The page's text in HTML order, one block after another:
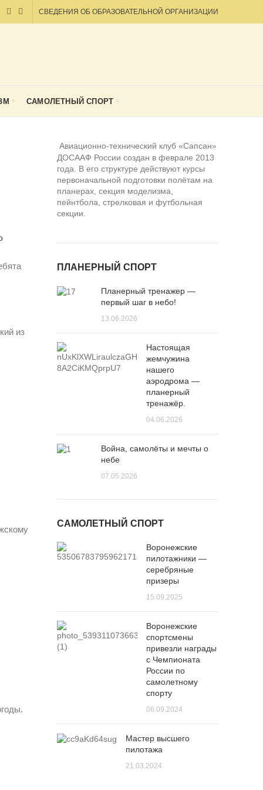
СВЕДЕНИЯ ОБ ОБРАЗОВАТЕЛЬНОЙ ОРГАНИЗАЦИИ
САМОЛЕТНЫЙ СПОРТ
из
Авиационно-технический клуб «Сапсан»
ДОСААФ России создан в феврале 2013
года. В его структуре действуют курсы
первоначальной подготовки полётам на
планерах, секция моделизма,
пейнтбола, стрелковая и футбольная
секции.
ПЛАНЕРНЫЙ СПОРТ
Планерный тренажер —
первый шаг в небо!
13.06.2026
Настоящая
жемчужина
нашего
аэродрома —
планерный
тренажёр.
04.06.2026
Война, самолёты и мечты о
небе
07.05.2026
САМОЛЕТНЫЙ СПОРТ
Воронежские
пилотажники —
серебряные
призеры
15.09.2025
Воронежские
спортсмены
привезли награды
с Чемпионата
России по
самолетному
спорту
06.09.2024
Мастер высшего
пилотажа
21.03.2024